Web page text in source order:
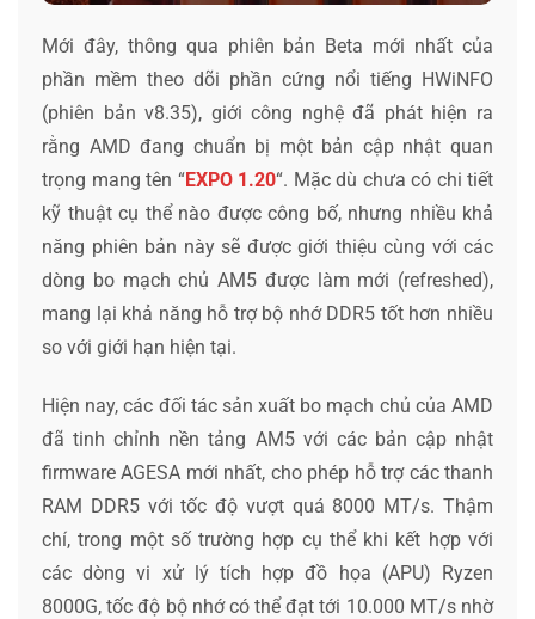
Mới đây, thông qua phiên bản Beta mới nhất của
phần mềm theo dõi phần cứng nổi tiếng HWiNFO
(phiên bản v8.35), giới công nghệ đã phát hiện ra
rằng AMD đang chuẩn bị một bản cập nhật quan
trọng mang tên “EXPO 1.20“. Mặc dù chưa có chi tiết
kỹ thuật cụ thể nào được công bố, nhưng nhiều khả
năng phiên bản này sẽ được giới thiệu cùng với các
dòng bo mạch chủ AM5 được làm mới (refreshed),
mang lại khả năng hỗ trợ bộ nhớ DDR5 tốt hơn nhiều
so với giới hạn hiện tại.
Hiện nay, các đối tác sản xuất bo mạch chủ của AMD
đã tinh chỉnh nền tảng AM5 với các bản cập nhật
firmware AGESA mới nhất, cho phép hỗ trợ các thanh
RAM DDR5 với tốc độ vượt quá 8000 MT/s. Thậm
chí, trong một số trường hợp cụ thể khi kết hợp với
các dòng vi xử lý tích hợp đồ họa (APU) Ryzen
8000G, tốc độ bộ nhớ có thể đạt tới 10.000 MT/s nhờ